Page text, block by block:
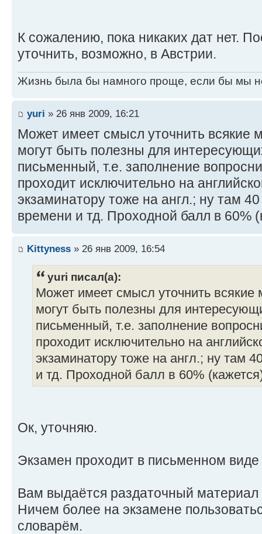
К сожалению, пока никаких дат нет.
уточнить, возможно, в Австрии.
Жизнь была бы намного проще, если бы мы
yuri » 26 янв 2009, 16:21
Может имеет смысл уточнить всякие
могут быть полезны для
письменный, т.е. заполнение
проходит исключительно на
экзаминатору тоже на англ.; ну там
времени и тд. Проходной балл в 60%
Kittyness » 26 янв 2009, 16:54
yuri писал(а):
Может имеет смысл уточнить всякие
могут быть полезны для
письменный, т.е. заполнение
проходит исключительно на
экзаминатору тоже на англ.; ну там
и тд. Проходной балл в 60%
Ок, уточняю.
Экзамен проходит в письменном
Вам выдаётся раздаточный материал
Ничем более на экзамене
словарём.